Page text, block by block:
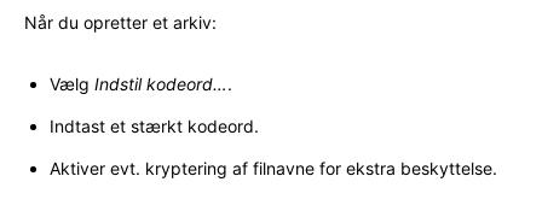
Når du opretter et arkiv:
Vælg Indstil kodeord….
Indtast et stærkt kodeord.
Aktiver evt. kryptering af filnavne for ekstra beskyttelse.